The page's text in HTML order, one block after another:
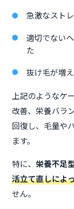
急激なスト
適切でない
た
抜け毛が増
上記のようなケ
改善、栄養バラ
回復し、毛量や
ます。
特に、 栄養不足
活立て直しによ
せん。